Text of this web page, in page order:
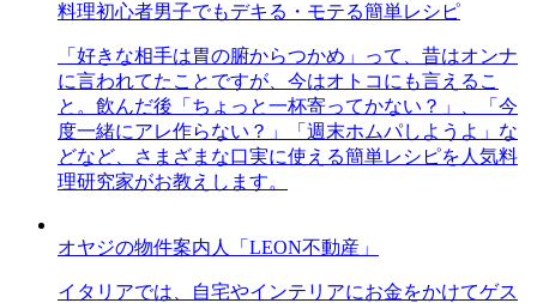
料理初心者男子でもデキる・モテる簡単レシピ
「好きな相手は胃の腑からつかめ」って、昔はオンナ
に言われてたことですが、今はオトコにも言えるこ
と。飲んだ後「ちょっと一杯寄ってかない？」、「今
度一緒にアレ作らない？」「週末ホムパしようよ」な
どなど、さまざまな口実に使える簡単レシピを人気料
理研究家がお教えします。
オヤジの物件案内人「LEON不動産」
イタリアでは、自宅やインテリアにお金をかけてゲス